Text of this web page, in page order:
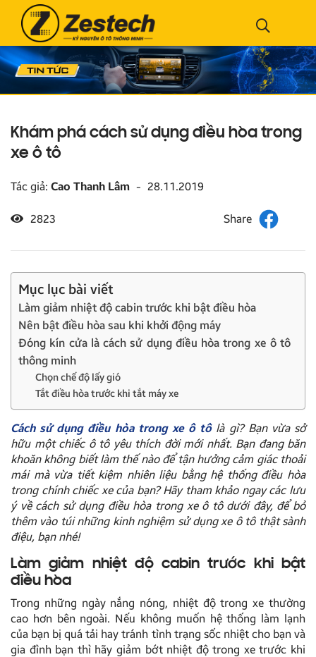
Khám phá cách sử dụng điều hòa trong
xe ô tô
Tác giả: Cao Thanh Lâm - 28.11.2019
2823
Mục lục bài viết
Làm giảm nhiệt độ cabin trước khi bật điều hòa
Nên bật điều hòa sau khi khởi động máy
Đóng kín cửa là cách sử dụng điều hòa trong xe ô tô
thông minh
Chọn chế độ lấy gió
Tắt điều hòa trước khi tắt máy xe
Cách sử dụng điều hòa trong xe ô tô là gì? Bạn vừa sở
hữu một chiếc ô tô yêu thích đời mới nhất. Bạn đang băn
khoăn không biết làm thế nào để tận hưởng cảm giác thoải
mái mà vừa tiết kiệm nhiên liệu bằng hệ thống điều hòa
trong chính chiếc xe của bạn? Hãy tham khảo ngay các lưu
ý vềcách sử dụng điều hòa trong xe ô tôdưới đây, để bỏ
thêm vào túi những kinh nghiệm sử dụng xe ô tô thật sành
điệu, bạn nhé!
Làm giảm nhiệt độ cabin trước khi bật
điều hòa
Trong những ngày nắng nóng, nhiệt độ trong xe thường
cao hơn bên ngoài. Nếu không muốn hệ thống làm lạnh
của bạn bị quá tải hay tránh tình trạng sốc nhiệt cho bạn và
gia đình bạn thì hãy giảm bớt nhiệt độ trong xe trước khi